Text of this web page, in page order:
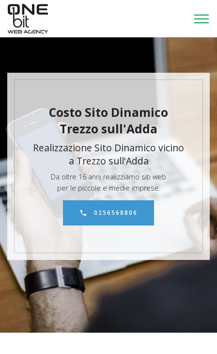
Costo Sito Dinamico
Trezzo sull'Adda
Realizzazione Sito Dinamico vicino
a Trezzo sull'Adda
Da oltre 16 anni realizziamo siti web
per le piccole e medie imprese.
0256568806